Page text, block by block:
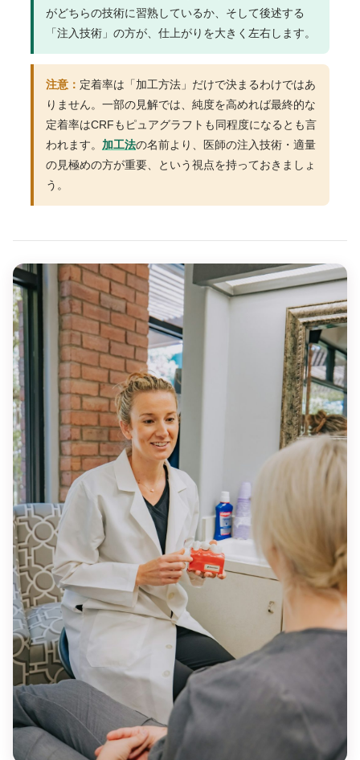
がどちらの技術に習熟しているか、そして後述する
「注入技術」の方が、仕上がりを大きく左右します。
注意： 定着率は「加工方法」だけで決まるわけではあ
りません。一部の見解では、純度を高めれば最終的な
定着率はCRFもピュアグラフトも同程度になるとも言
われます。 加工法の名前より、医師の注入技術・適量
の見極めの方が重要、という視点を持っておきましょ
う。